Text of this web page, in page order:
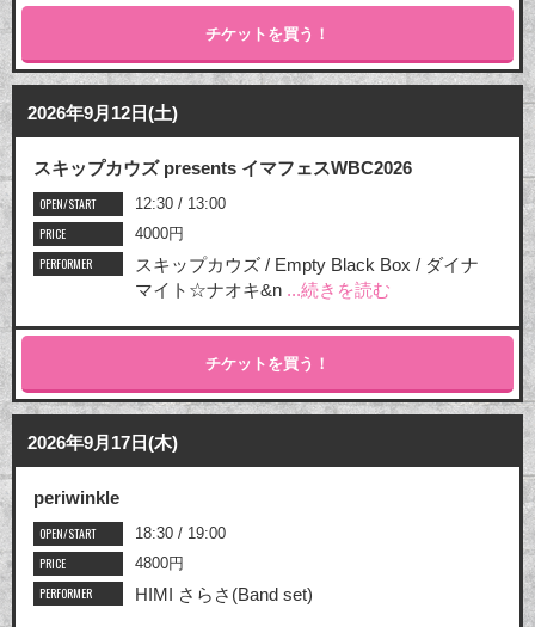
チケットを買う！
2026年9月12日(土)
スキップカウズ presents イマフェスWBC2026
OPEN/START
12:30 / 13:00
PRICE
4000円
PERFORMER
スキップカウズ / Empty Black Box / ダイナ
マイト☆ナオキ&n ...続きを読む
チケットを買う！
2026年9月17日(木)
periwinkle
OPEN/START
18:30 / 19:00
PRICE
4800円
PERFORMER
HIMI さらさ(Band set)